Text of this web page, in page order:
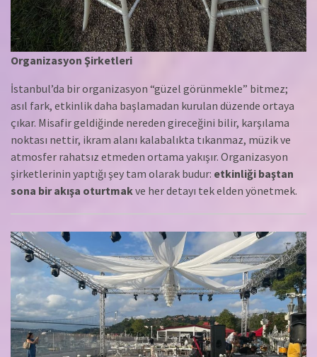
Organizasyon Şirketleri
İstanbul’da bir organizasyon “güzel görünmekle” bitmez;
asıl fark, etkinlik daha başlamadan kurulan düzende ortaya
çıkar. Misafir geldiğinde nereden gireceğini bilir, karşılama
noktası nettir, ikram alanı kalabalıkta tıkanmaz, müzik ve
atmosfer rahatsız etmeden ortama yakışır. Organizasyon
şirketlerinin yaptığı şey tam olarak budur: etkinliği baştan
sona bir akışa oturtmakve her detayı tek elden yönetmek.